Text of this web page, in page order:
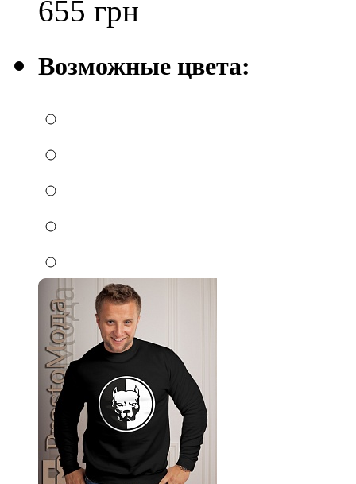
655 грн
Возможные цвета: